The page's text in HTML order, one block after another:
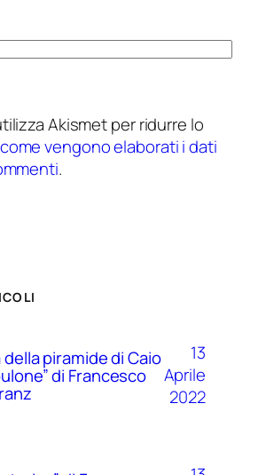
Akismet per ridurre lo
vengono elaborati i dati
.
della piramide di Caio
di Francesco
13
Aprile
2022